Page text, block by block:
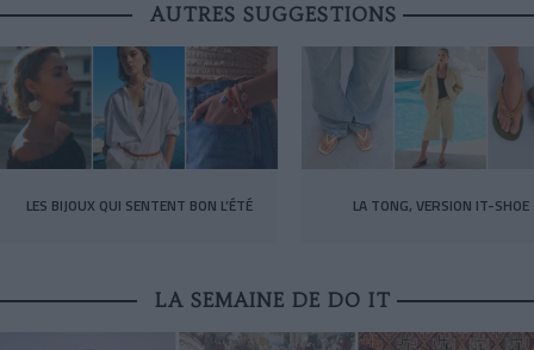
AUTRES SUGGESTIONS
LES BIJOUX QUI SENTENT BON L’ÉTÉ LA TONG, VERSION IT-SHOE
LA SEMAINE DE DO IT